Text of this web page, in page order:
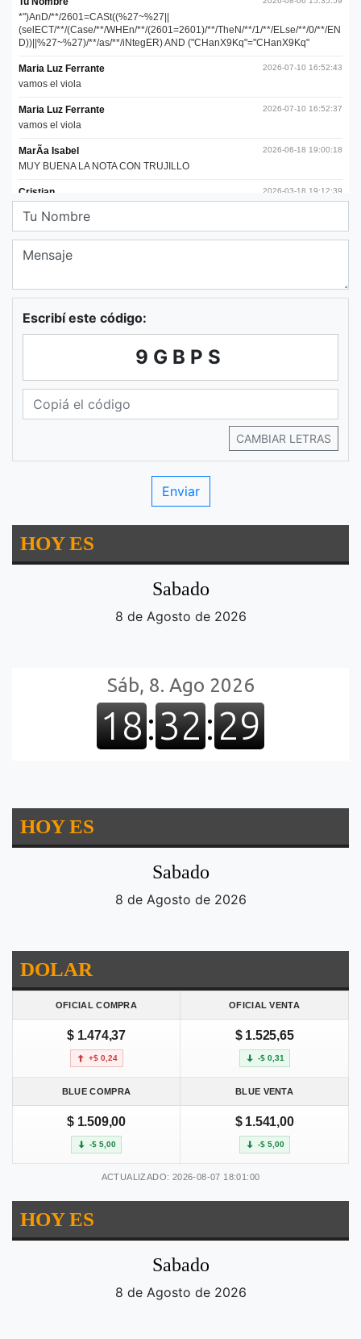
Escribí este código:
9GBPS
CAMBIAR LETRAS
HOY ES
Sabado
8 de Agosto de 2026
HOY ES
Sabado
8 de Agosto de 2026
DOLAR
OFICIAL COMPRA OFICIAL VENTA
$ 1.474,37
+$ 0,24
$ 1.525,65
-$ 0,31
BLUE COMPRA BLUE VENTA
$ 1.509,00
-$ 5,00
$ 1.541,00
-$ 5,00
ACTUALIZADO: 2026-08-07 18:01:00
HOY ES
Sabado
8 de Agosto de 2026